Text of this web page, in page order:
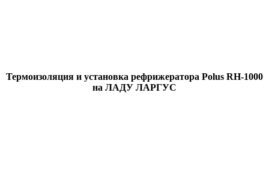
Термоизоляция и установка рефрижератора Polus RH-1000
на ЛАДУ ЛАРГУС